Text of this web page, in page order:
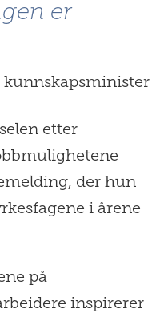
er
kunnskapsminister
etter
der hun
i årene
på
inspirerer